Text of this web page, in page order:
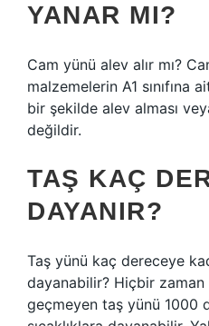
YANAR MI?
Cam yünü alev alır mı?
malzemelerin A1 sınıfına
bir şekilde alev alması
değildir.
TAŞ KAÇ
DAYANIR?
Taş yünü kaç dereceye
dayanabilir? Hiçbir
geçmeyen taş yünü 1000